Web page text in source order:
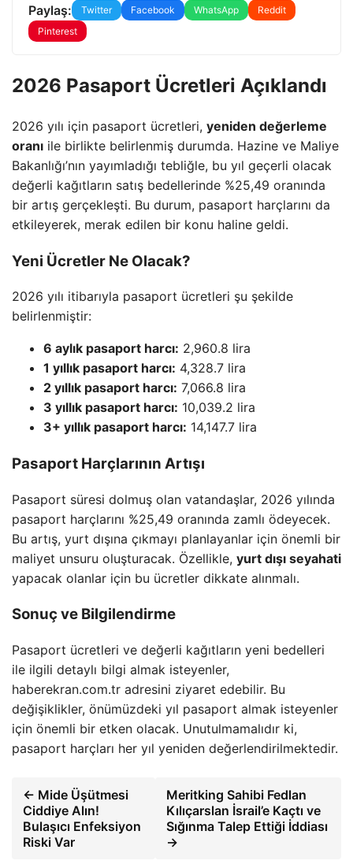
Paylaş: Twitter Facebook WhatsApp
Reddit
Pinterest
2026 Pasaport Ücretleri Açıklandı
2026 yılı için pasaport ücretleri, yeniden değerleme
oranı ile birlikte belirlenmiş durumda. Hazine ve Maliye
Bakanlığı’nın yayımladığı tebliğle, bu yıl geçerli olacak
değerli kağıtların satış bedellerinde %25,49 oranında
bir artış gerçekleşti. Bu durum, pasaport harçlarını da
etkileyerek, merak edilen bir konu haline geldi.
Yeni Ücretler Ne Olacak?
2026 yılı itibarıyla pasaport ücretleri şu şekilde
belirlenmiştir:
6 aylık pasaport harcı: 2,960.8 lira
1 yıllık pasaport harcı: 4,328.7 lira
2 yıllık pasaport harcı: 7,066.8 lira
3 yıllık pasaport harcı: 10,039.2 lira
3+ yıllık pasaport harcı: 14,147.7 lira
Pasaport Harçlarının Artışı
Pasaport süresi dolmuş olan vatandaşlar, 2026 yılında
pasaport harçlarını %25,49 oranında zamlı ödeyecek.
Bu artış, yurt dışına çıkmayı planlayanlar için önemli bir
maliyet unsuru oluşturacak. Özellikle, yurt dışı seyahati
yapacak olanlar için bu ücretler dikkate alınmalı.
Sonuç ve Bilgilendirme
Pasaport ücretleri ve değerli kağıtların yeni bedelleri
ile ilgili detaylı bilgi almak isteyenler,
haberekran.com.tr adresini ziyaret edebilir. Bu
değişiklikler, önümüzdeki yıl pasaport almak isteyenler
için önemli bir etken olacak. Unutulmamalıdır ki,
pasaport harçları her yıl yeniden değerlendirilmektedir.
← Mide Üşütmesi
Ciddiye Alın!
Bulaşıcı Enfeksiyon
Riski Var
Meritking Sahibi Fedlan
Kılıçarslan İsrail’e Kaçtı ve
Sığınma Talep Ettiği İddiası
→